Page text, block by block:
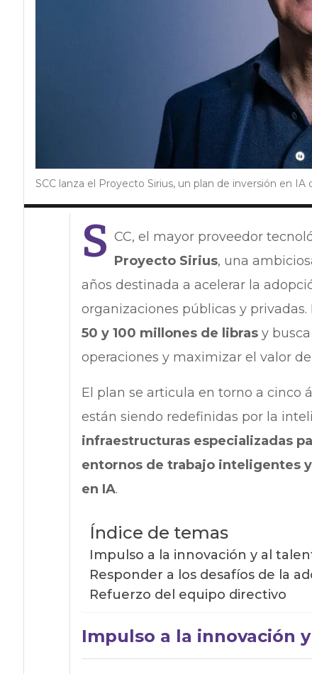
SCC lanza el Proyecto Sirius, un plan de inversión en IA
S CC, el mayor proveedor
Proyecto Sirius, una
años destinada a acelerar la
organizaciones públicas y
50 y 100 millones de librasy busca
operaciones y maximizar el valor de
El plan se articula en torno a cinco
están siendo redefinidas por la
infraestructuras especializadas
entornos de trabajo inteligentes
en IA.
Índice de temas
Impulso a la innovación y al
Responder a los desafíos de la
Refuerzo del equipo directivo
Impulso a la innovación